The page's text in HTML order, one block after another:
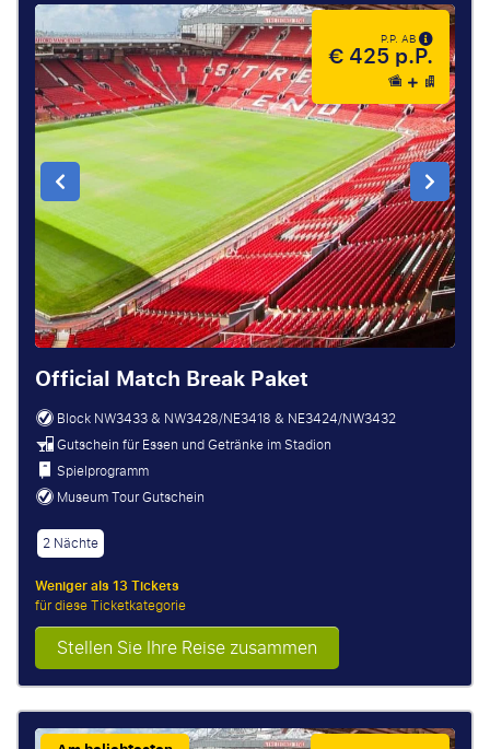
P.P. AB
€ 425 p.P.
Official Match Break Paket
Block NW3433 & NW3428/NE3418 & NE3424/NW3432
Gutschein für Essen und Getränke im Stadion
Spielprogramm
Museum Tour Gutschein
2 Nächte
Weniger als 13 Tickets
für diese Ticketkategorie
Stellen Sie Ihre Reise zusammen